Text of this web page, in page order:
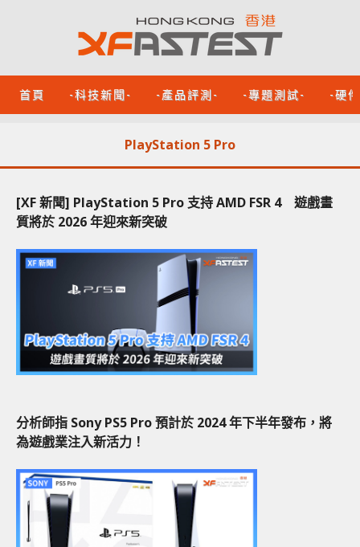
首頁 -科技新聞- -產品評測- -專題測試- -硬
PlayStation 5 Pro
[XF 新聞] PlayStation 5 Pro 支持 AMD FSR 4 遊戲畫
質將於 2026 年迎來新突破
分析師指 Sony PS5 Pro 預計於 2024 年下半年發布，將
為遊戲業注入新活力！